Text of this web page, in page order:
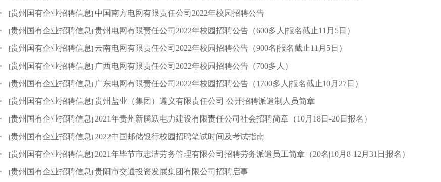
[贵州国有企业招聘信息] 中国南方电网有限责任公司2022年校园招聘公告
[贵州国有企业招聘信息] 贵州电网有限责任公司2022年校园招聘公告（600多人|报名截止11月5日）
[贵州国有企业招聘信息] 云南电网有限责任公司2022年校园招聘公告（900名|报名截止11月5日）
[贵州国有企业招聘信息] 广西电网有限责任公司2022年校园招聘公告（700多人）
[贵州国有企业招聘信息] 广东电网有限责任公司2022年校园招聘公告（1700多人|报名截止10月27日）
[贵州国有企业招聘信息] 贵州盐业（集团）遵义有限责任公司 公开招聘派遣制人员简章
[贵州国有企业招聘信息] 2021年贵州新腾跃电力建设有限责任公司社会招聘简章（10月18日-20日报名）
[贵州国有企业招聘信息] 2022中国邮储银行校园招聘笔试时间及考试指南
[贵州国有企业招聘信息] 2021年毕节市志洁劳务管理有限公司招聘劳务派遣员工简章（20名|10月8-12月31日报名）
[贵州国有企业招聘信息] 贵阳市交通投资发展集团有限公司招聘启事